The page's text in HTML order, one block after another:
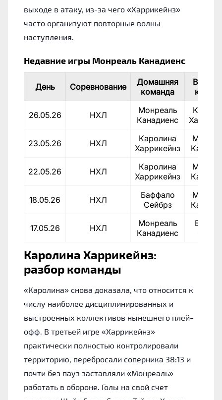
выходе в атаку, из-за чего «Харрикейнз»
часто организуют повторные волны
наступления.
Недавние игры Монреаль Канадиенс
День Соревнование
Домашняя
команда
26.05.26 НХЛ
Монреаль
Канадиенс
23.05.26 НХЛ
Каролина
Харрикейнз
22.05.26 НХЛ
Каролина
Харрикейнз
18.05.26 НХЛ
Баффало
Сейбрз
17.05.26 НХЛ
Монреаль
Канадиенс
Каролина Харрикейнз:
разбор команды
«Каролина» снова доказала, что относится к
числу наиболее дисциплинированных и
выстроенных коллективов нынешнего плей-
офф. В третьей игре «Харрикейнз»
практически полностью контролировали
территорию, перебросали соперника 38:13 и
почти без пауз заставляли «Монреаль»
работать в обороне. Голы на свой счет